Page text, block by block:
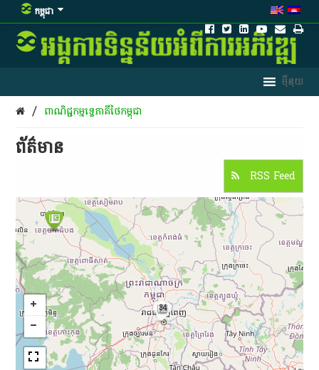
កម្ពុជា
/ ពាណិជ្ជកម្ម​ទ្វេ​ភាគី​ថៃកម្ពុជា
ព័ត៌មាន​
RSS Feed
34